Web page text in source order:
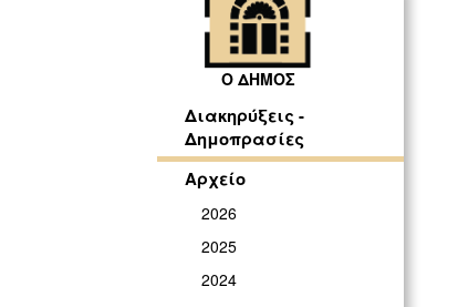
Ο ΔΗΜΟΣ
Διακηρύξεις -
Δημοπρασίες
Αρχείο
2026
2025
2024